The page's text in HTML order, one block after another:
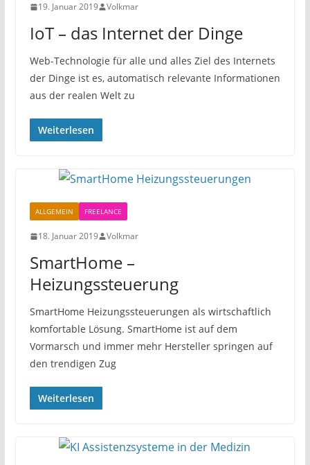
19. Januar 2019 Volkmar
IoT – das Internet der Dinge
Web-Technologie für alle und alles Ziel des Internets
der Dinge ist es, automatisch relevante Informationen
aus der realen Welt zu
Weiterlesen
ALLGEMEIN FREELANCE
18. Januar 2019 Volkmar
SmartHome –
Heizungssteuerung
SmartHome Heizungssteuerungen als wirtschaftlich
komfortable Lösung. SmartHome ist auf dem
Vormarsch und immer mehr Hersteller springen auf
den trendigen Zug
Weiterlesen